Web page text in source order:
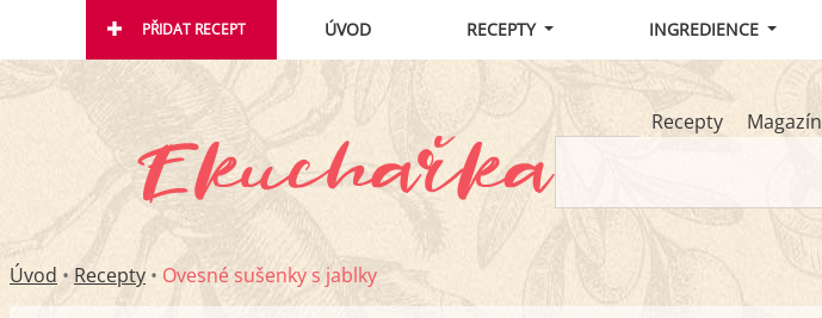
PŘIDAT RECEPT ÚVOD RECEPTY INGREDIENCE
Recepty Magazín
Úvod • Recepty • Ovesné sušenky s jablky